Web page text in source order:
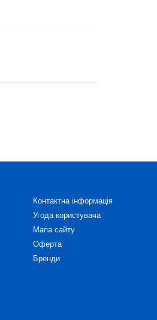
Контактна інформація
Угода користувача
Мапа сайту
Оферта
Бренди